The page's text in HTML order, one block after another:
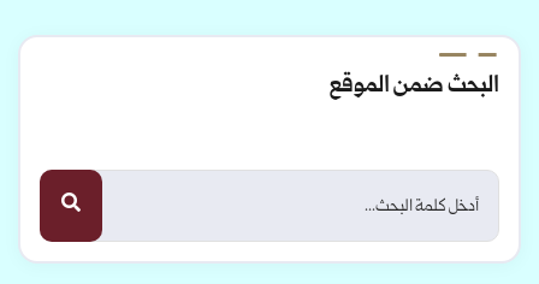
البحث ضمن الموقع